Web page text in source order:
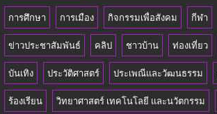
การศึกษา การเมือง กิจกรรมเพื่อสังคม กีฬา
ข่าวประชาสัมพันธ์ คลิป ชาวบ้าน ท่องเที่ยว
บันเทิง ประวัติศาสตร์ ประเพณีและวัฒนธรรม
ร้องเรียน วิทยาศาสตร์ เทคโนโลยี และนวัตกรรม